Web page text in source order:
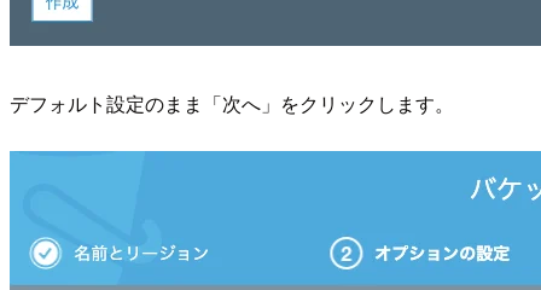
デフォルト設定のまま「次へ」をクリックします。